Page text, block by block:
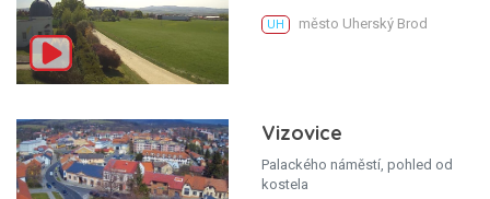
UH město Uherský Brod
Vizovice
Palackého náměstí, pohled od
kostela